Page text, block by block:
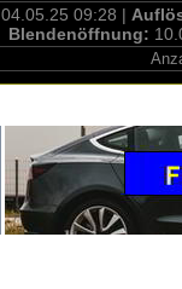
04.05.25 09:28 |
Blendenöffnung: